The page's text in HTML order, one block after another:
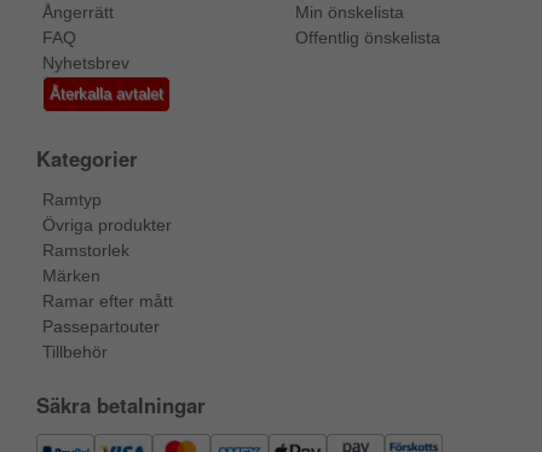
Ångerrätt
FAQ
Nyhetsbrev
Återkalla avtalet
Min önskelista
Offentlig önskelista
Kategorier
Ramtyp
Övriga produkter
Ramstorlek
Märken
Ramar efter mått
Passepartouter
Tillbehör
Säkra betalningar